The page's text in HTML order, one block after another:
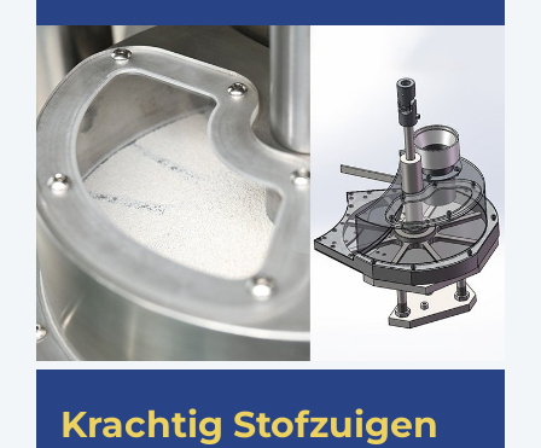
Krachtig Stofzuigen